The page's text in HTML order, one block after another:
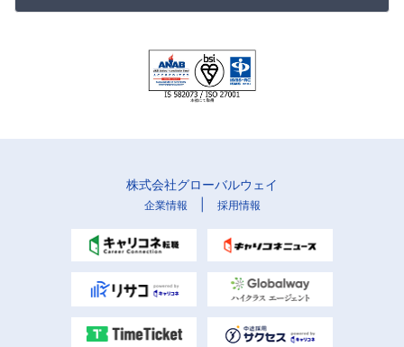
株式会社グローバルウェイ
企業情報 採用情報